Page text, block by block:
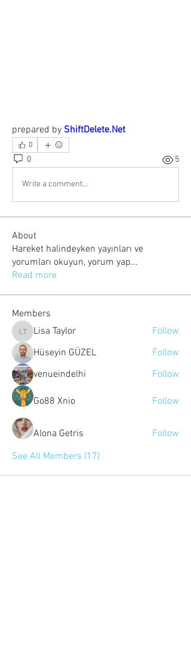
prepared by ShiftDelete.Net
0
0 5
Write a comment...
About
Hareket halindeyken yayınları ve
yorumları okuyun, yorum yap...
Read more
Members
Lisa Taylor
Lisa Taylor
Follow
Hüseyin GÜZEL
Follow
venueindelhi
Follow
Go88 Xnio Follow
Alona Getris
Follow
See All Members (17)